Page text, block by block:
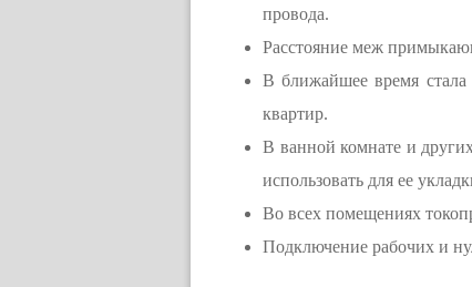
провода.
Расстояние меж
В ближайшее время стала
квартир.
В ванной комнате и
использовать для ее
Во всех помещениях
Подключение рабочих и